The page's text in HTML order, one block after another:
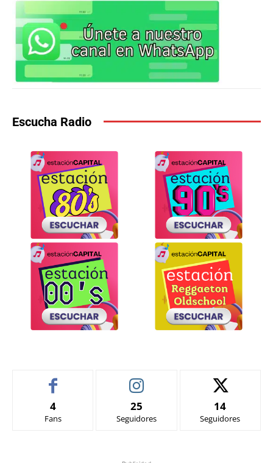
Escucha Radio
4
Fans
25
Seguidores
14
Seguidores